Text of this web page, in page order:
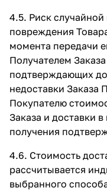
4.5. Риск случайной
повреждения
момента передачи
Получателем
подтверждающих
недоставки Заказа
Покупателю
Заказа и доставки
получения
4.6. Стоимость
рассчитывается
выбранного